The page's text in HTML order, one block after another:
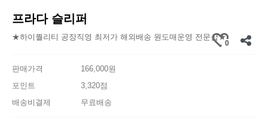
프라다 슬리퍼
★하이퀄리티 공장직영 최저가 해외배송 원도매운영 전문샵★
0
판매가격
166,000원
포인트
3,320점
배송비결제
무료배송